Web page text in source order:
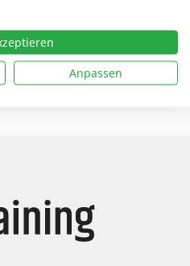
einloggen
Anpassen